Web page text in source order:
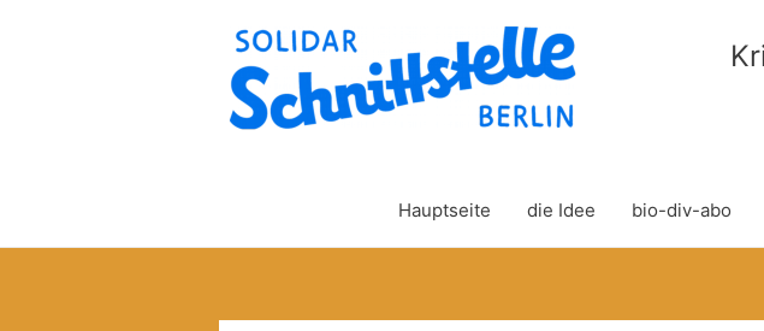
Hauptseite die Idee bio-div-abo